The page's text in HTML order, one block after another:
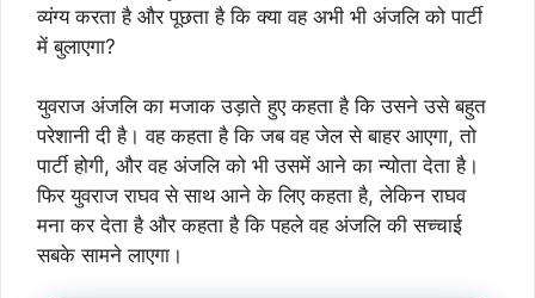
व्यंग्य करता है और पूछता है कि क्या वह अभी भी अंजलि को पार्टी
में बुलाएगा?
युवराज अंजलि का मजाक उड़ाते हुए कहता है कि उसने उसे बहुत
परेशानी दी है। वह कहता है कि जब वह जेल से बाहर आएगा, तो
पार्टी होगी, और वह अंजलि को भी उसमें आने का न्योता देता है।
फिर युवराज राघव से साथ आने के लिए कहता है, लेकिन राघव
मना कर देता है और कहता है कि पहले वह अंजलि की सच्चाई
सबके सामने लाएगा।